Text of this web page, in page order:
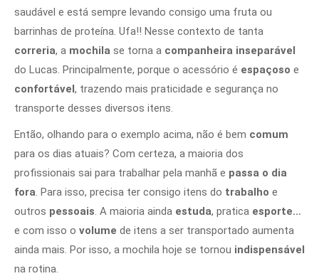
saudável e está sempre levando consigo uma fruta ou
barrinhas de proteína. Ufa!! Nesse contexto de tanta
correria, a mochila se torna a companheira inseparável
do Lucas. Principalmente, porque o acessório é espaçoso e
confortável, trazendo mais praticidade e segurança no
transporte desses diversos itens.
Então, olhando para o exemplo acima, não é bem comum
para os dias atuais? Com certeza, a maioria dos
profissionais sai para trabalhar pela manhã e passa o dia
fora. Para isso, precisa ter consigo itens do trabalho e
outros pessoais. A maioria ainda estuda, pratica esporte…
e com isso o volume de itens a ser transportado aumenta
ainda mais. Por isso, a mochila hoje se tornou indispensável
na rotina.